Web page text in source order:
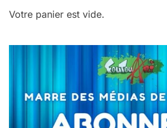
Votre panier est vide.